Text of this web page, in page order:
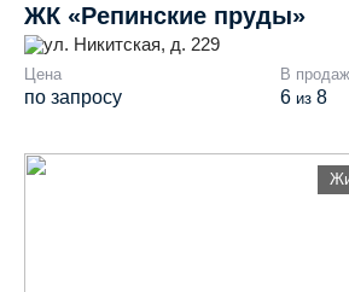
ЖК «Репинские пруды»
ул. Никитская, д. 229
Цена
по запросу
В
6 из 8